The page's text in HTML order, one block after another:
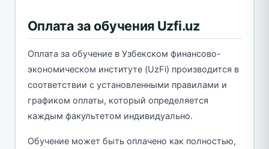
Оплата за обучения Uzfi.uz
Оплата за обучение в Узбекском финансово-
экономическом институте (UzFi) производится в
соответствии с установленными правилами и
графиком оплаты, который определяется
каждым факультетом индивидуально.
Обучение может быть оплачено как полностью,